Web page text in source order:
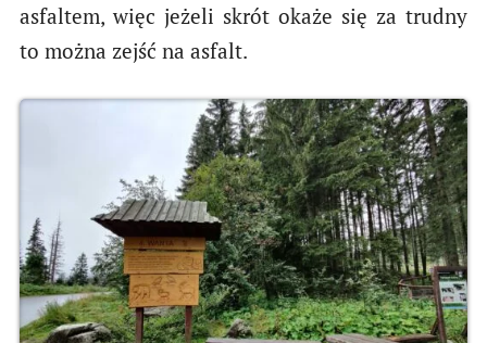
asfaltem, więc jeżeli skrót okaże się za trudny
to można zejść na asfalt.